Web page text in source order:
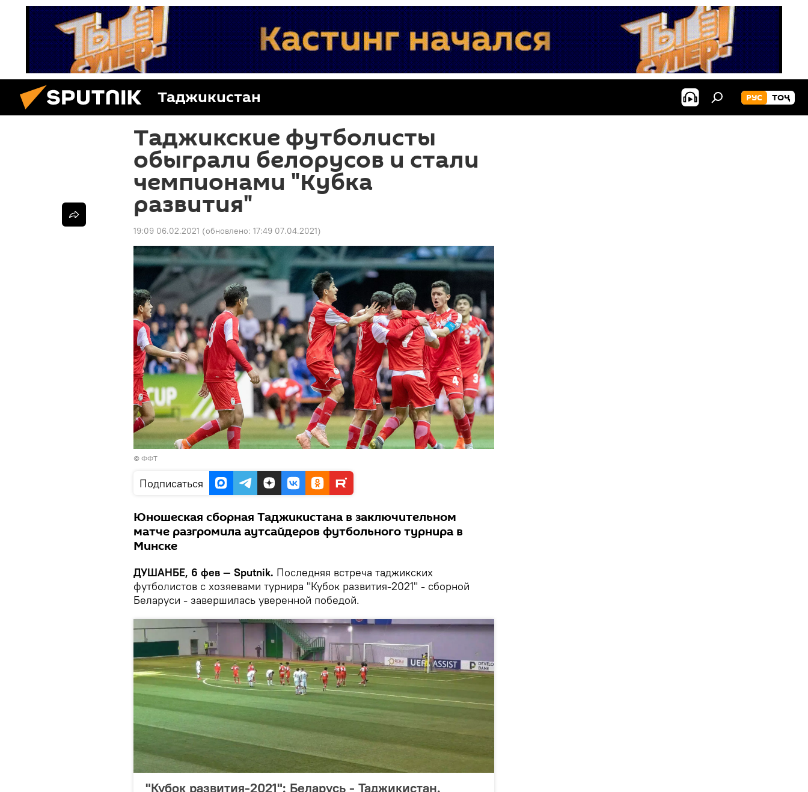
Таджикистан РУС ТОҶ
Таджикские футболисты
обыграли белорусов и стали
чемпионами "Кубка
развития"
19:09 06.02.2021 (обновлено: 17:49 07.04.2021)
© ФФТ
Подписаться
Юношеская сборная Таджикистана в заключительном
матче разгромила аутсайдеров футбольного турнира в
Минске
ДУШАНБЕ, 6 фев — Sputnik. Последняя встреча таджикских
футболистов с хозяевами турнира "Кубок развития-2021" - сборной
Беларуси - завершилась уверенной победой.
"Кубок развития-2021": Беларусь - Таджикистан.